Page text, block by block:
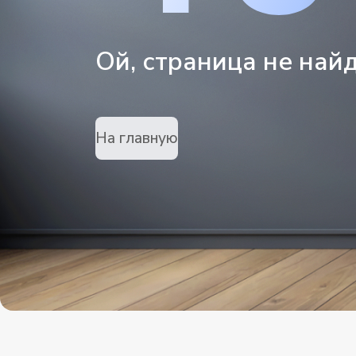
Ой, страница не
На главную